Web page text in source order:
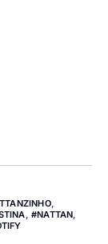
,
,#NATTAN,